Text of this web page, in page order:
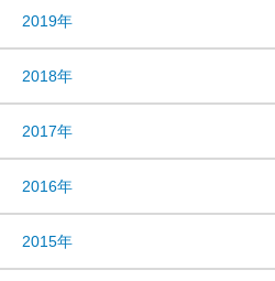
2019年
2018年
2017年
2016年
2015年